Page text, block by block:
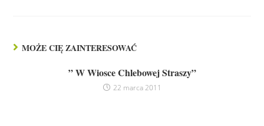
MOŻE CIĘ ZAINTERESOWAĆ
” W Wiosce Chlebowej Straszy”
22 marca 2011